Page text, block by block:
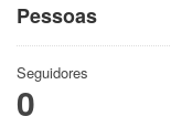
Pessoas
Seguidores
0